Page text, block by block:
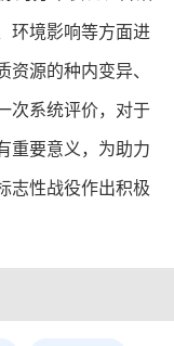
环境影响等方面进
源的种内变异、
次系统评价，对于
重要意义，为助力
志性战役作出积极